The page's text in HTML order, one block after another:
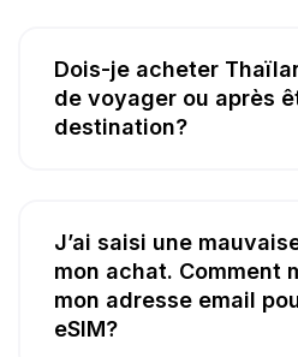
Dois-je acheter
de voyager ou après
destination?
J’ai saisi une
mon achat. Comment
mon adresse email
eSIM?